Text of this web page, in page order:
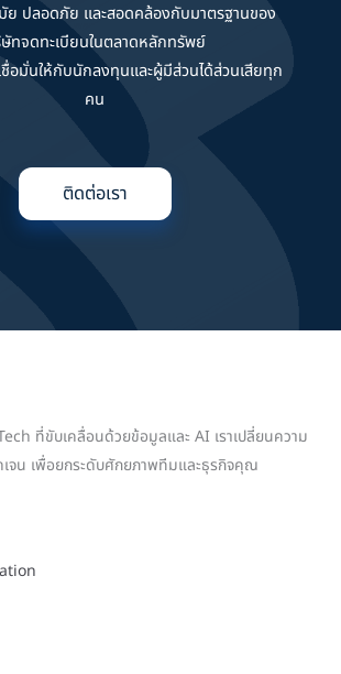
ย ปลอดภัย และสอดคล้องกับมาตรฐานของ
ทจดทะเบียนในตลาดหลักทรัพย์
ชื่อมั่นให้กับนักลงทุนและผู้มีส่วนได้ส่วนเสียทุก
คน
ติดต่อเรา
ที่ขับเคลื่อนด้วยข้อมูลและ AI เราเปลี่ยนความ
จน เพื่อยกระดับศักยภาพทีมและธุรกิจคุณ